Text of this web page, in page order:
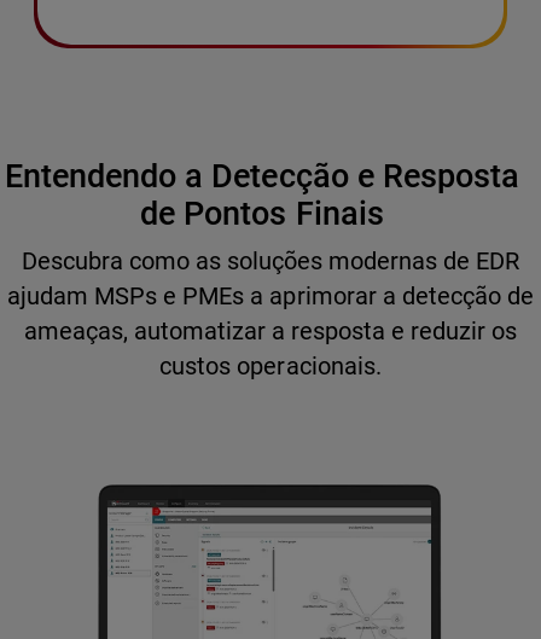
Entendendo a Detecção e Resposta
de Pontos Finais
Descubra como as soluções modernas de EDR
ajudam MSPs e PMEs a aprimorar a detecção de
ameaças, automatizar a resposta e reduzir os
custos operacionais.